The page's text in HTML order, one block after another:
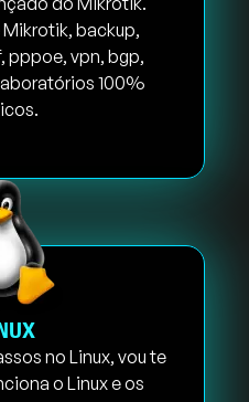
backup,
pppoe, vpn, bgp,
100%
no Linux, vou te
o Linux e os